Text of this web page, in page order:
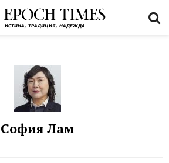
София Лам